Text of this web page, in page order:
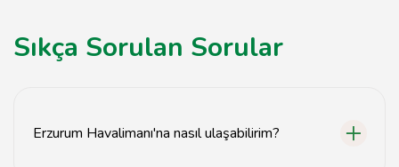
Sıkça Sorulan Sorular
Erzurum Havalimanı'na nasıl ulaşabilirim?